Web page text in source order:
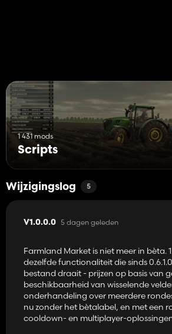
1 431 mods
Scripts
Wijzigingslog 5
V1.0.0.0 5 dagen geleden
Farmland Market is niet meer in bèta.
dezelfde functionaliteit die sinds
bestand draait - prijzen op basis van
beschikbaarheid van wisselende
onderhandeling over meerdere
nu zonder het bètalabel, en met een
cooldown- en multiplayer-